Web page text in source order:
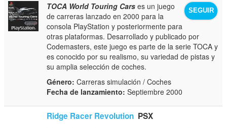
SEGUIR
TOCA World Touring Cars es un juego
de carreras lanzado en 2000 para la
consola PlayStation y posteriormente para
otras plataformas. Desarrollado y publicado por
Codemasters, este juego es parte de la serie TOCA y
es conocido por su realismo, su variedad de pistas y
su amplia selección de coches.
Género: Carreras simulación / Coches
Fecha de lanzamiento: Septiembre 2000
Ridge Racer Revolution PSX